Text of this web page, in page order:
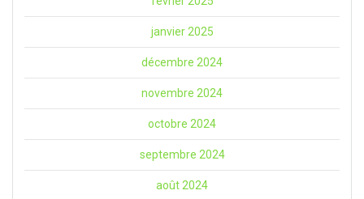
janvier 2025
décembre 2024
novembre 2024
octobre 2024
septembre 2024
août 2024